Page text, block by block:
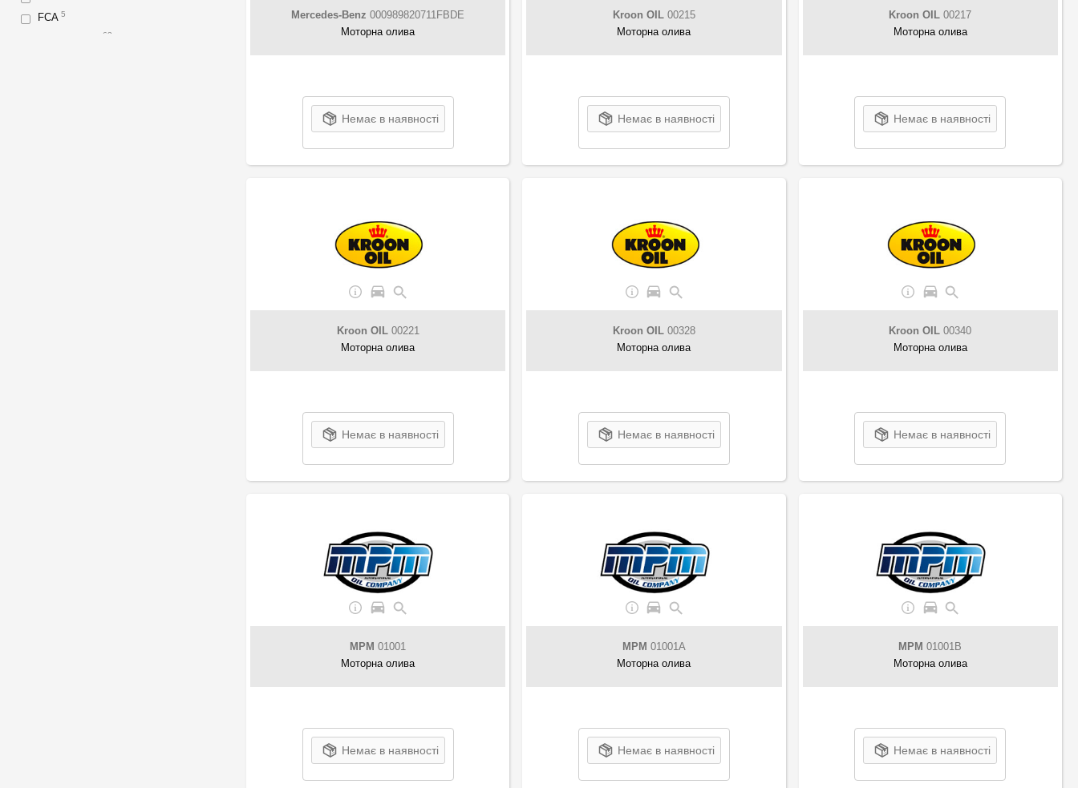
FCA 5
63
Mercedes-Benz 000989820711FBDE
Моторна олива
Немає в наявності
Kroon OIL00215
Моторна олива
Немає в наявності
Kroon OIL 00217
Моторна олива
Немає в наявності
Kroon OIL00221
Моторна олива
Немає в наявності
Kroon OIL00328
Моторна олива
Немає в наявності
Kroon OIL 00340
Моторна олива
Немає в наявності
MPM 01001
Моторна олива
Немає в наявності
MPM 01001A
Моторна олива
Немає в наявності
MPM 01001B
Моторна олива
Немає в наявності